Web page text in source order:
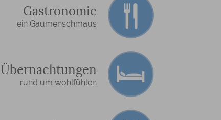
Gastronomie
ein Gaumenschmaus
Übernachtungen
rund um wohlfühlen